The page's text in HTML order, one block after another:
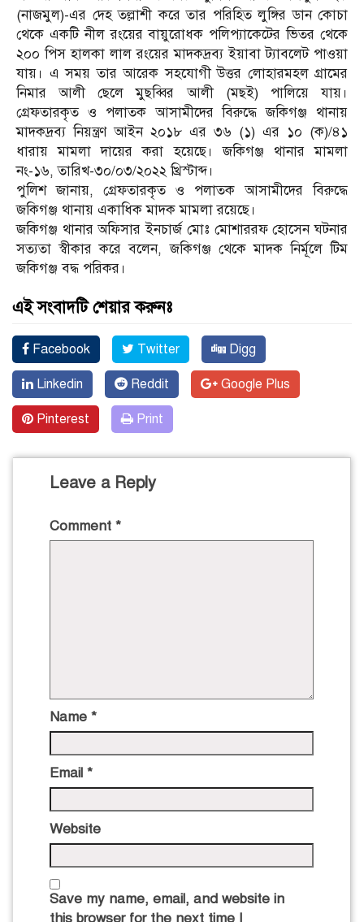
(নাজমুল)-এর দেহ তল্লাশী করে তার পরিহিত লুঙ্গির ডান কোচা
থেকে একটি নীল রংয়ের বায়ুরোধক পলিপ্যাকেটের ভিতর থেকে
২০০ পিস হালকা লাল রংয়ের মাদকদ্রব্য ইয়াবা ট্যাবলেট পাওয়া
যায়। এ সময় তার আরেক সহযোগী উত্তর লোহারমহল গ্রামের
নিমার আলী ছেলে মুছব্বির আলী (মছই) পালিয়ে যায়।
গ্রেফতারকৃত ও পলাতক আসামীদের বিরুদ্ধে জকিগঞ্জ থানায়
মাদকদ্রব্য নিয়ন্ত্রণ আইন ২০১৮ এর ৩৬ (১) এর ১০ (ক)/৪১
ধারায় মামলা দায়ের করা হয়েছে। জকিগঞ্জ থানার মামলা
নং-১৬, তারিখ-৩০/০৩/২০২২ খ্রিস্টাব্দ।
পুলিশ জানায়, গ্রেফতারকৃত ও পলাতক আসামীদের বিরুদ্ধে
জকিগঞ্জ থানায় একাধিক মাদক মামলা রয়েছে।
জকিগঞ্জ থানার অফিসার ইনচার্জ মোঃ মোশাররফ হোসেন ঘটনার
সত্যতা স্বীকার করে বলেন, জকিগঞ্জ থেকে মাদক নির্মূলে টিম
জকিগঞ্জ বদ্ধ পরিকর।
এই সংবাদটি শেয়ার করুনঃ
Facebook Twitter Digg
Linkedin Reddit Google Plus
Pinterest Print
Leave a Reply
Comment *
Name *
Email *
Website
Save my name, email, and website in
this browser for the next time I